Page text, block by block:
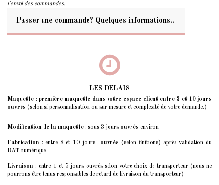
l'envoi des commandes.
Passer une commande? Quelques informations...
LES DELAIS
Maquette : première maquette dans votre espace client entre 2 et 10 jours
ouvrés (selon si personnalisation ou sur-mesure et complexité de votre demande.)
Modification de la maquette : sous 3 jours ouvrés environ
Fabrication : entre 8 et 10 jours ouvrés (selon finitions) après validation du
BAT numérique
Livraison : entre 1 et 5 jours ouvrés selon votre choix de transporteur (nous ne
pourrons être tenus responsables de retard de livraison du transporteur)